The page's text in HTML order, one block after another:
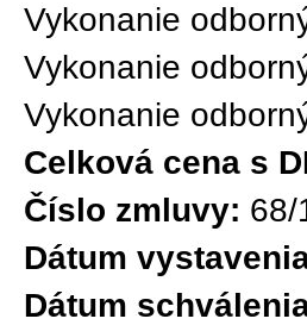
Vykonanie
Vykonanie
Vykonanie
Celková cena s
Číslo zmluvy: 68/
Dátum
Dátum